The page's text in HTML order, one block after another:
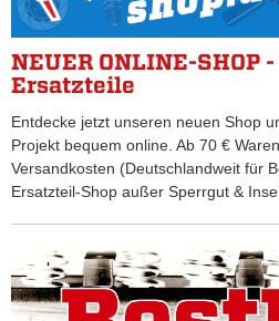
NEUER ONLINE-SHOP
Ersatzteile
Entdecke jetzt unseren neuen Shop
Projekt bequem online. Ab 70 €
Versandkosten (Deutschlandweit für
Ersatzteil-Shop außer Sperrgut &